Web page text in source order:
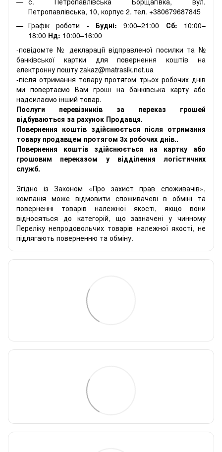
Петропавлівська, 10, корпус 2. тел. +380679687845
Графік роботи - Будні: 9:00–21:00 Сб: 10:00–
18:00 Нд: 10:00–16:00
-повідомте № декларації відправленої посилки та №
банківської картки для повернення коштів на
електронну пошту zakaz@matrasik.net.ua
-після отримання товару протягом трьох робочих днів
ми повертаємо Вам гроші на банківська карту або
надсилаємо інший товар.
Послуги перевізників за переказ грошей
відбуваються за рахунок Продавця.
Повернення коштів здійснюється після отримання
товару продавцем протягом 3х робочих днів..
Повернення коштів здійснюється на картку або
грошовим переказом у відділення логістичних
служб.
Згідно із Законом «Про захист прав споживачів»,
компанія може відмовити споживачеві в обміні та
поверненні товарів належної якості, якщо вони
відносяться до категорій, що зазначені у чинному
Переліку непродовольчих товарів належної якості, не
підлягають поверненню та обміну.